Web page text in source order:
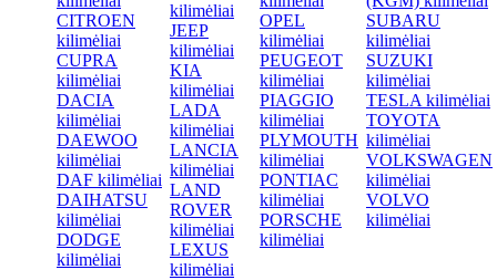
CITROEN
kilimėliai
CUPRA
kilimėliai
DACIA
kilimėliai
DAEWOO
kilimėliai
DAF kilimėliai
DAIHATSU
kilimėliai
DODGE
kilimėliai
kilimėliai
JEEP
kilimėliai
KIA
kilimėliai
LADA
kilimėliai
LANCIA
kilimėliai
LAND
ROVER
kilimėliai
LEXUS
kilimėliai
OPEL
kilimėliai
PEUGEOT
kilimėliai
PIAGGIO
kilimėliai
PLYMOUTH
kilimėliai
PONTIAC
kilimėliai
PORSCHE
kilimėliai
SUBARU
kilimėliai
SUZUKI
kilimėliai
TESLA kilimėliai
TOYOTA
kilimėliai
VOLKSWAGEN
kilimėliai
VOLVO
kilimėliai